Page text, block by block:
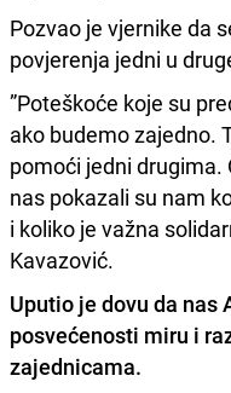
Pozvao je vjernike da
povjerenja jedni u
”Poteškoće koje su
ako budemo zajedno.
pomoći jedni drugima.
nas pokazali su nam
i koliko je važna
Kavazović.
Uputio je dovu da nas
posvećenosti miru i
zajednicama.